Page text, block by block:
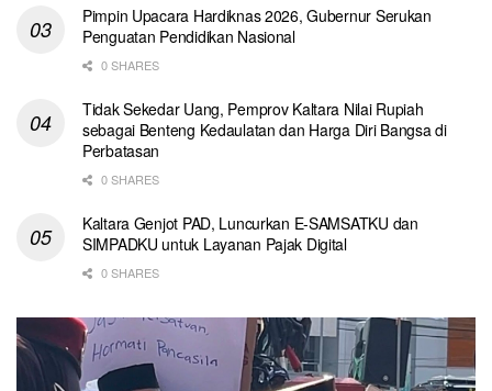
Pimpin Upacara Hardiknas 2026, Gubernur Serukan
Penguatan Pendidikan Nasional
0 SHARES
Tidak Sekedar Uang, Pemprov Kaltara Nilai Rupiah
sebagai Benteng Kedaulatan dan Harga Diri Bangsa di
Perbatasan
0 SHARES
Kaltara Genjot PAD, Luncurkan E-SAMSATKU dan
SIMPADKU untuk Layanan Pajak Digital
0 SHARES